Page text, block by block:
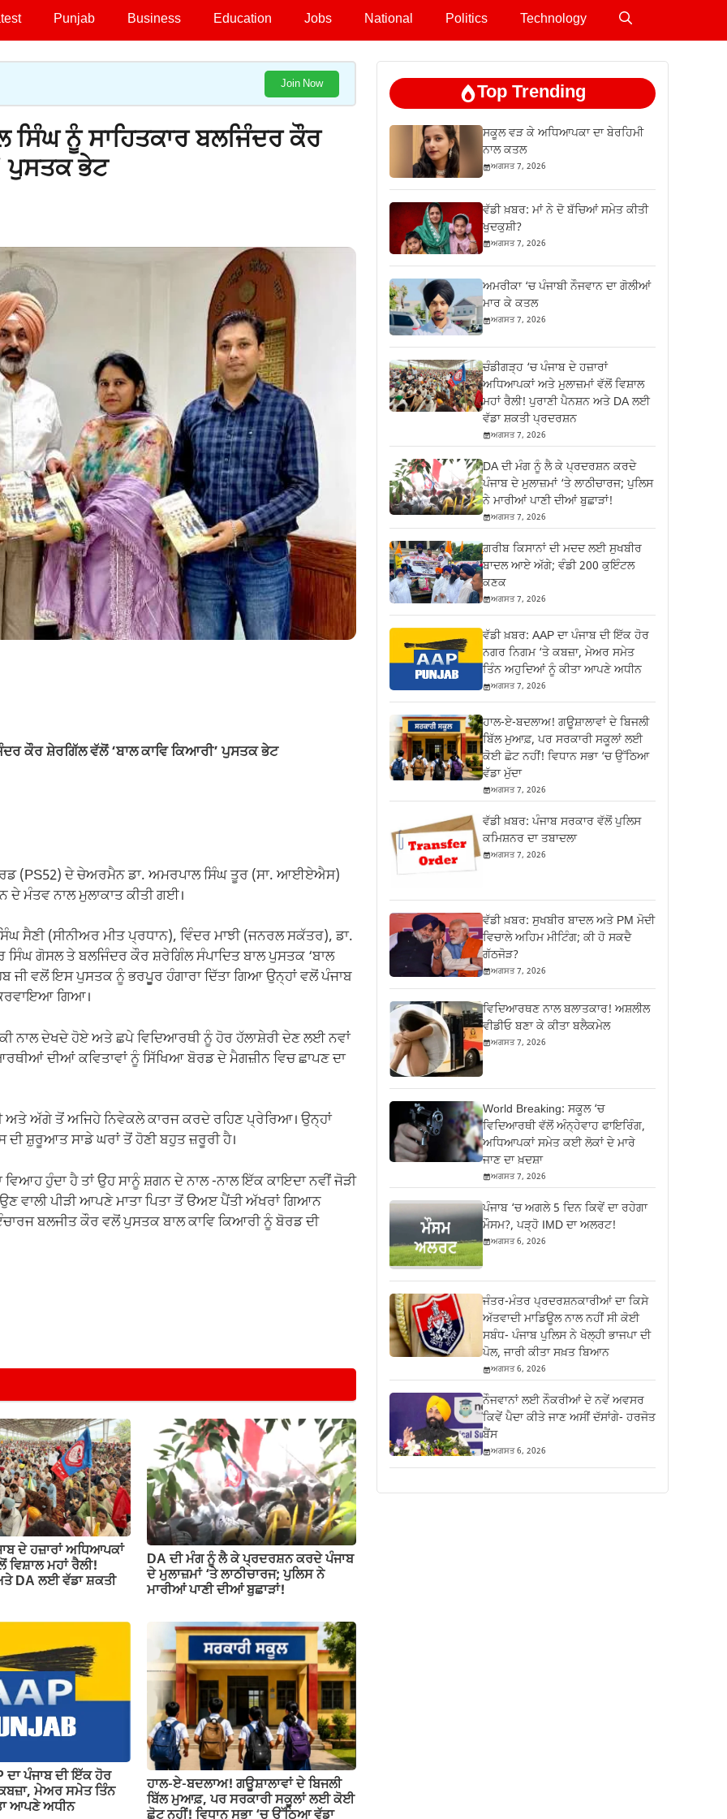
Punjab Business Education Jobs National Politics Technology
Join Now
ਨੂੰ ਸਾਹਿਤਕਾਰ ਬਲਜਿੰਦਰ ਕੌਰ
ਪੁਸਤਕ ਭੇਟ
ਕੌਰ ਸ਼ੇਰਗਿੱਲ ਵੱਲੋਂ ‘ਬਾਲ ਕਾਵਿ ਕਿਆਰੀ’ ਪੁਸਤਕ ਭੇਟ
(PS52) ਦੇ ਚੇਅਰਮੈਨ ਡਾ. ਅਮਰਪਾਲ ਸਿੰਘ ਤੂਰ (ਸਾ. ਆਈਏਐਸ)
ਦੇ ਮੰਤਵ ਨਾਲ ਮੁਲਾਕਾਤ ਕੀਤੀ ਗਈ।
ਸੈਣੀ (ਸੀਨੀਅਰ ਮੀਤ ਪ੍ਰਧਾਨ), ਵਿੰਦਰ ਮਾਝੀ (ਜਨਰਲ ਸਕੱਤਰ), ਡਾ.
ਸਿੰਘ ਗੋਸਲ ਤੇ ਬਲਜਿੰਦਰ ਕੌਰ ਸ਼ਰੇਗਿੰਲ ਸੰਪਾਦਿਤ ਬਾਲ ਪੁਸਤਕ ‘ਬਾਲ
ਜੀ ਵਲੋਂ ਇਸ ਪੁਸਤਕ ਨੂੰ ਭਰਪੂੂਰ ਹੰਗਾਰਾ ਦਿੱਤਾ ਗਿਆ ਉਨ੍ਹਾਂ ਵਲੋਂ ਪੰਜਾਬ
ਗਿਆ।
ਨਾਲ ਦੇਖਦੇ ਹੋਏ ਅਤੇ ਛਪੇ ਵਿਦਿਆਰਥੀ ਨੂੰ ਹੋਰ ਹੱਲਾਸ਼ੇਰੀ ਦੇਣ ਲਈ ਨਵਾਂ
ਦੀਆਂ ਕਵਿਤਾਵਾਂ ਨੂੰ ਸਿੱਖਿਆ ਬੋਰਡ ਦੇ ਮੈਗਜ਼ੀਨ ਵਿਚ ਛਾਪਣ ਦਾ
ਅੱਗੇ ਤੋਂ ਅਜਿਹੇ ਨਿਵੇਕਲੇ ਕਾਰਜ ਕਰਦੇ ਰਹਿਣ ਪ੍ਰੇਰਿਆ। ਉਨ੍ਹਾਂ
ਦੀ ਸ਼ੁਰੂਆਤ ਸਾਡੇ ਘਰਾਂ ਤੋਂ ਹੋਣੀ ਬਹੁਤ ਜ਼ਰੂਰੀ ਹੈ।
ਹੁੰਦਾ ਹੈ ਤਾਂ ਉਹ ਸਾਨੂੰ ਸ਼ਗਨ ਦੇ ਨਾਲ -ਨਾਲ ਇੱਕ ਕਾਇਦਾ ਨਵੀਂ ਜੋੜੀ
ਵਾਲੀ ਪੀੜੀ ਆਪਣੇ ਮਾਤਾ ਪਿਤਾ ਤੋਂ ੳਅੲ ਪੈਂਤੀ ਅੱਖਰਾਂ ਗਿਆਨ
ਬਲਜੀਤ ਕੌਰ ਵਲੋਂ ਪੁਸਤਕ ਬਾਲ ਕਾਵਿ ਕਿਆਰੀ ਨੂੰ ਬੋਰਡ ਦੀ
ਦੇ ਹਜ਼ਾਰਾਂ ਅਧਿਆਪਕਾਂ
ਵਿਸ਼ਾਲ ਮਹਾਂ ਰੈਲੀ!
DA ਲਈ ਵੱਡਾ ਸ਼ਕਤੀ
DA ਦੀ ਮੰਗ ਨੂੰ ਲੈ ਕੇ ਪ੍ਰਦਰਸ਼ਨ ਕਰਦੇ ਪੰਜਾਬ
ਦੇ ਮੁਲਾਜ਼ਮਾਂ ‘ਤੇ ਲਾਠੀਚਾਰਜ; ਪੁਲਿਸ ਨੇ
ਮਾਰੀਆਂ ਪਾਣੀ ਦੀਆਂ ਬੁਛਾੜਾਂ!
ਦਾ ਪੰਜਾਬ ਦੀ ਇੱਕ ਹੋਰ
ਮੇਅਰ ਸਮੇਤ ਤਿੰਨ
ਆਪਣੇ ਅਧੀਨ
ਹਾਲ-ਏ-ਬਦਲਾਅ! ਗਊਸ਼ਾਲਾਵਾਂ ਦੇ ਬਿਜਲੀ
ਬਿੱਲ ਮੁਆਫ਼, ਪਰ ਸਰਕਾਰੀ ਸਕੂਲਾਂ ਲਈ ਕੋਈ
Top Trending
ਸਕੂਲ ਵੜ ਕੇ ਅਧਿਆਪਕਾ ਦਾ ਬੇਰਹਿਮੀ
ਨਾਲ ਕਤਲ
ਅਗਸਤ 7, 2026
ਵੱਡੀ ਖ਼ਬਰ: ਮਾਂ ਨੇ ਦੋ ਬੱਚਿਆਂ ਸਮੇਤ ਕੀਤੀ
ਖੁਦਕੁਸ਼ੀ?
ਅਗਸਤ 7, 2026
ਅਮਰੀਕਾ ‘ਚ ਪੰਜਾਬੀ ਨੌਜਵਾਨ ਦਾ ਗੋਲੀਆਂ
ਮਾਰ ਕੇ ਕਤਲ
ਅਗਸਤ 7, 2026
ਚੰਡੀਗੜ੍ਹ ‘ਚ ਪੰਜਾਬ ਦੇ ਹਜ਼ਾਰਾਂ
ਅਧਿਆਪਕਾਂ ਅਤੇ ਮੁਲਾਜ਼ਮਾਂ ਵੱਲੋਂ ਵਿਸ਼ਾਲ
ਮਹਾਂ ਰੈਲੀ! ਪੁਰਾਣੀ ਪੈਨਸ਼ਨ ਅਤੇ DA ਲਈ
ਵੱਡਾ ਸ਼ਕਤੀ ਪ੍ਰਦਰਸ਼ਨ
ਅਗਸਤ 7, 2026
DA ਦੀ ਮੰਗ ਨੂੰ ਲੈ ਕੇ ਪ੍ਰਦਰਸ਼ਨ ਕਰਦੇ
ਪੰਜਾਬ ਦੇ ਮੁਲਾਜ਼ਮਾਂ ‘ਤੇ ਲਾਠੀਚਾਰਜ; ਪੁਲਿਸ
ਨੇ ਮਾਰੀਆਂ ਪਾਣੀ ਦੀਆਂ ਬੁਛਾੜਾਂ!
ਅਗਸਤ 7, 2026
ਗ਼ਰੀਬ ਕਿਸਾਨਾਂ ਦੀ ਮਦਦ ਲਈ ਸੁਖਬੀਰ
ਬਾਦਲ ਆਏ ਅੱਗੇ; ਵੰਡੀ 200 ਕੁਇੰਟਲ
ਕਣਕ
ਅਗਸਤ 7, 2026
ਵੱਡੀ ਖ਼ਬਰ: AAP ਦਾ ਪੰਜਾਬ ਦੀ ਇੱਕ ਹੋਰ
ਨਗਰ ਨਿਗਮ ‘ਤੇ ਕਬਜ਼ਾ, ਮੇਅਰ ਸਮੇਤ
ਤਿੰਨ ਅਹੁਦਿਆਂ ਨੂੰ ਕੀਤਾ ਆਪਣੇ ਅਧੀਨ
ਅਗਸਤ 7, 2026
ਹਾਲ-ਏ-ਬਦਲਾਅ! ਗਊਸ਼ਾਲਾਵਾਂ ਦੇ ਬਿਜਲੀ
ਬਿੱਲ ਮੁਆਫ਼, ਪਰ ਸਰਕਾਰੀ ਸਕੂਲਾਂ ਲਈ
ਕੋਈ ਛੋਟ ਨਹੀਂ! ਵਿਧਾਨ ਸਭਾ ‘ਚ ਉੱਠਿਆ
ਵੱਡਾ ਮੁੱਦਾ
ਅਗਸਤ 7, 2026
ਵੱਡੀ ਖ਼ਬਰ: ਪੰਜਾਬ ਸਰਕਾਰ ਵੱਲੋਂ ਪੁਲਿਸ
ਕਮਿਸ਼ਨਰ ਦਾ ਤਬਾਦਲਾ
ਅਗਸਤ 7, 2026
ਵੱਡੀ ਖ਼ਬਰ: ਸੁਖਬੀਰ ਬਾਦਲ ਅਤੇ PM ਮੋਦੀ
ਵਿਚਾਲੇ ਅਹਿਮ ਮੀਟਿੰਗ; ਕੀ ਹੋ ਸਕਦੈ
ਗੱਠਜੋੜ?
ਅਗਸਤ 7, 2026
ਵਿਦਿਆਰਥਣ ਨਾਲ ਬਲਾਤਕਾਰ! ਅਸ਼ਲੀਲ
ਵੀਡੀਓ ਬਣਾ ਕੇ ਕੀਤਾ ਬਲੈਕਮੇਲ
ਅਗਸਤ 7, 2026
World Breaking: ਸਕੂਲ ‘ਚ
ਵਿਦਿਆਰਥੀ ਵੱਲੋਂ ਅੰਨ੍ਹੇਵਾਹ ਫਾਇਰਿੰਗ,
ਅਧਿਆਪਕਾਂ ਸਮੇਤ ਕਈ ਲੋਕਾਂ ਦੇ ਮਾਰੇ
ਜਾਣ ਦਾ ਖ਼ਦਸ਼ਾ
ਅਗਸਤ 7, 2026
ਪੰਜਾਬ ‘ਚ ਅਗਲੇ 5 ਦਿਨ ਕਿਵੇਂ ਦਾ ਰਹੇਗਾ
ਮੌਸਮ?, ਪੜ੍ਹੋ IMD ਦਾ ਅਲਰਟ!
ਅਗਸਤ 6, 2026
ਜੰਤਰ-ਮੰਤਰ ਪ੍ਰਦਰਸ਼ਨਕਾਰੀਆਂ ਦਾ ਕਿਸੇ
ਅੱਤਵਾਦੀ ਮਾਡਿਊਲ ਨਾਲ ਨਹੀਂ ਸੀ ਕੋਈ
ਸਬੰਧ- ਪੰਜਾਬ ਪੁਲਿਸ ਨੇ ਖੋਲ੍ਹੀ ਭਾਜਪਾ ਦੀ
ਪੋਲ, ਜਾਰੀ ਕੀਤਾ ਸਖ਼ਤ ਬਿਆਨ
ਅਗਸਤ 6, 2026
ਨੌਜਵਾਨਾਂ ਲਈ ਨੌਕਰੀਆਂ ਦੇ ਨਵੇਂ ਅਵਸਰ
ਕਿਵੇਂ ਪੈਦਾ ਕੀਤੇ ਜਾਣ ਅਸੀਂ ਦੱਸਾਂਗੇ- ਹਰਜੋਤ
ਬੈਂਸ
ਅਗਸਤ 6, 2026